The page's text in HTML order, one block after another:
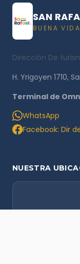
SAN
BUENA VIDA
Dirección De
H. Yrigoyen 1710,
Terminal de
WhatsApp
Facebook: Dir
NUESTRA